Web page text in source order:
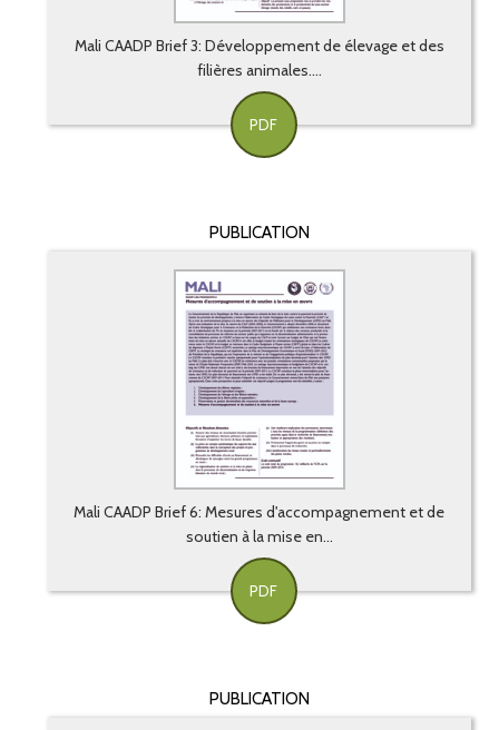
Mali CAADP Brief 3: Développement de élevage et des
filières animales....
PDF
PUBLICATION
Mali CAADP Brief 6: Mesures d'accompagnement et de
soutien à la mise en...
PDF
PUBLICATION